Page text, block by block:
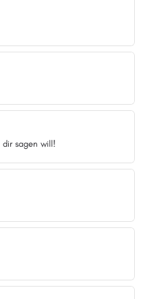
dir sagen will!